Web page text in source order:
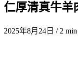
仁厚清真牛羊
2025年8月24日 / 2 min